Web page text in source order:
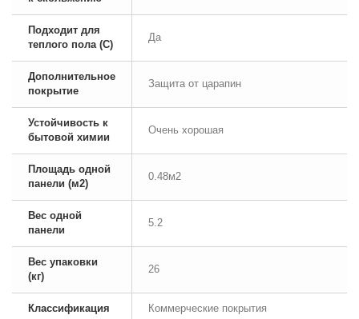
Подходит для
теплого пола (С)
Да
Дополнительное
покрытие
Защита от царапин
Устойчивость к
бытовой химии
Очень хорошая
Площадь одной
панели (м2)
0.48м2
Вес одной
панели
5.2
Вес упаковки
(кг)
26
Классификация Коммерческие покрытия